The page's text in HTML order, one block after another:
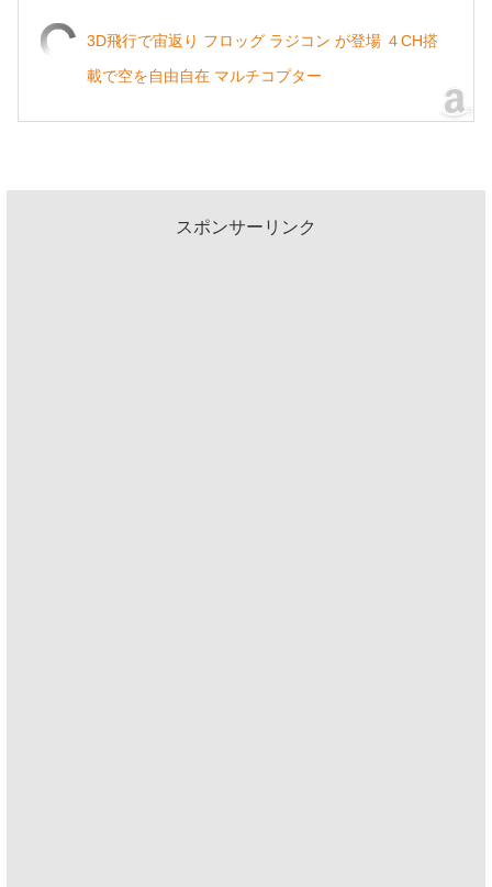
3D飛行で宙返り フロッグ ラジコン が登場 ４CH搭
載で空を自由自在 マルチコプター
スポンサーリンク